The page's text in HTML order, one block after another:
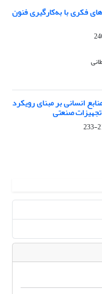
فکری با به‌کارگیری فنون
انسانی بر مبنای رویکرد
صنعتی